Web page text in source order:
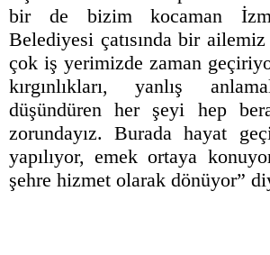
bir de bizim kocaman
Belediyesi çatısında bir
çok iş yerimizde zaman
kırgınlıkları, yanlış
düşündüren her şeyi hep
zorundayız. Burada hayat
yapılıyor, emek ortaya
şehre hizmet olarak dönüyor”